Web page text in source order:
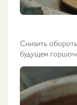
Снизить
будущем